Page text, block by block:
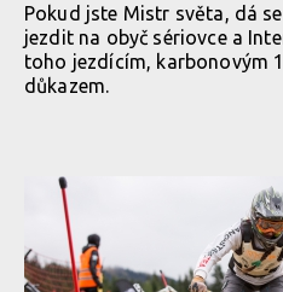
Pokud jste Mistr světa, dá
jezdit na obyč sériovce a
toho jezdícím, karbonovým
důkazem.